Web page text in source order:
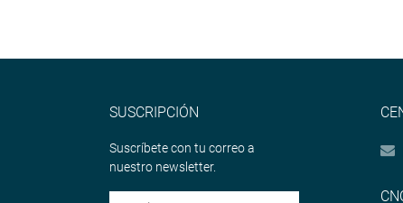
SUSCRIPCIÓN
Suscríbete con tu correo a
nuestro newsletter.